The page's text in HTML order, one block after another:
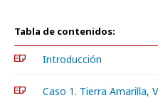
Tabla de contenidos:
Introducción
Caso 1. Tierra Amarilla,